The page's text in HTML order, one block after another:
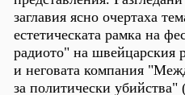
заглавия ясно очертаха
естетическата рамка на
радиото" на швейцарския
и неговата компания
за политически